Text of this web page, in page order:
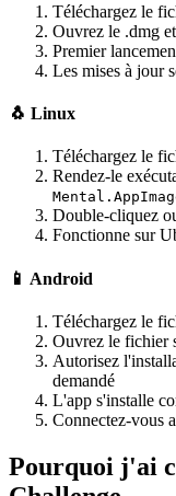
Téléchargez le
Ouvrez le .dmg
Premier
Les mises à jour
🐧 Linux
Téléchargez le
Rendez-le
Double-cliquez
Fonctionne sur
📱 Android
Téléchargez le
Ouvrez le fichier
Autorisez
demandé
L'app s'installe
Connectez-vous
Pourquoi j'ai